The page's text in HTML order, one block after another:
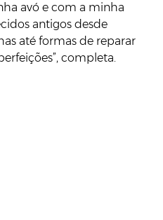
avó e com a minha
antigos desde
até formas de reparar
completa.